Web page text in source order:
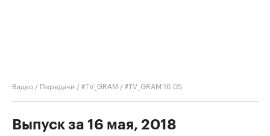
Видео / Передачи /#TV_GRAM /#TV_GRAM 16.05
Выпуск за 16 мая, 2018